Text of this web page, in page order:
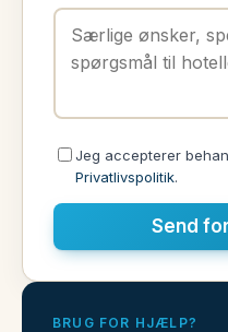
Jeg accepterer
Privatlivspolitik.
Send
BRUG FOR HJÆLP?